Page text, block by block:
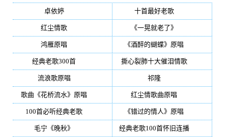
卓依婷(350) 十首最好老歌(300)
红尘情歌 《一晃就老了》
鸿雁原唱 《酒醉的蝴蝶》原唱
经典老歌300首 撕心裂肺十大催泪情歌(195)
流浪歌原唱 祁隆(188)
歌曲《花桥流水》原唱 红尘情歌曲原唱
100首必听经典老歌 《错过的情人》原唱
毛宁《晚秋》 经典老歌100首怀旧连播(134)